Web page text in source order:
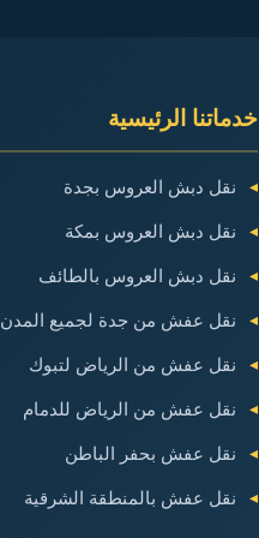
خدماتنا الرئيسية
نقل دبش العروس بجدة
نقل دبش العروس بمكة
نقل دبش العروس بالطائف
نقل عفش من جدة لجميع المدن
نقل عفش من الرياض لتبوك
نقل عفش من الرياض للدمام
نقل عفش بحفر الباطن
نقل عفش بالمنطقة الشرقية